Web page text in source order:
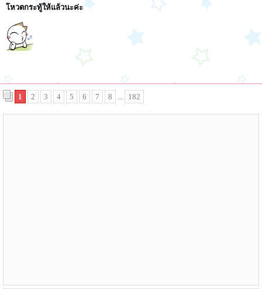
โหวตกระทู้ให้แล้วนะค่ะ
1 2 3 4 5 6 7 8 ... 182